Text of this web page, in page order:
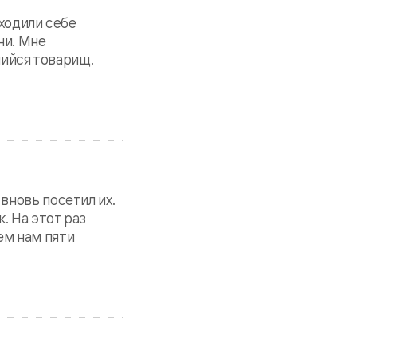
себе
Мне
товарищ.
посетил их.
На этот раз
нам пяти